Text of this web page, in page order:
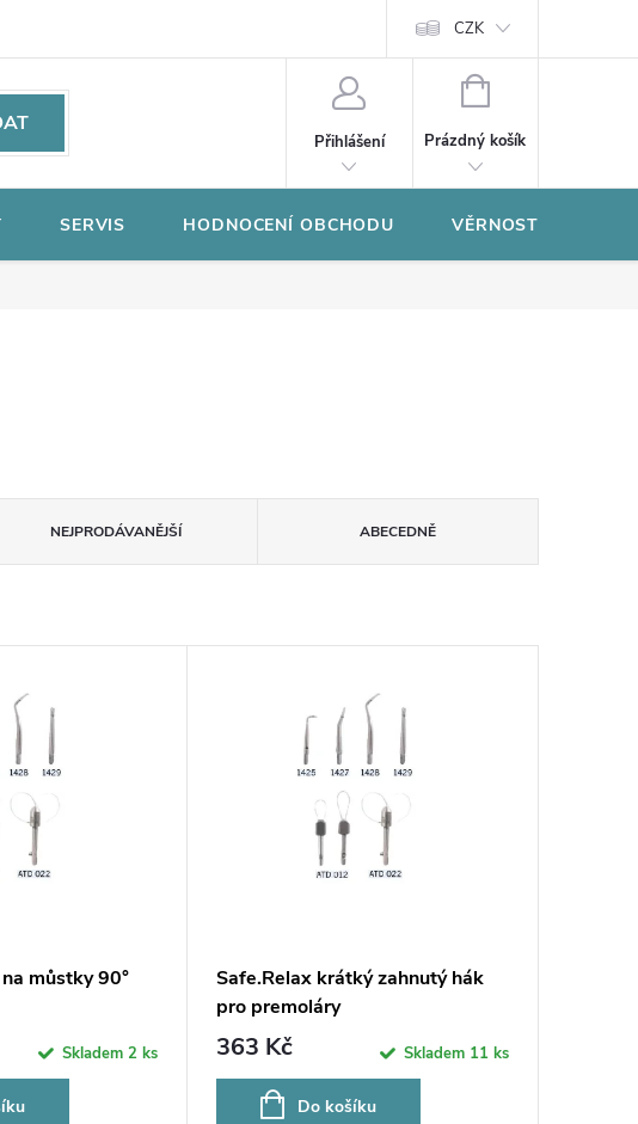
CZK
Přihlášení
NÁKUPNÍ
Prázdný košík
SERVIS HODNOCENÍ OBCHODU VĚRNOSTNÍ
NEJPRODÁVANĚJŠÍ ABECEDNĚ
můstky 90°
Skladem 2 ks
Safe.Relax krátký zahnutý hák
pro premoláry
363 Kč Skladem 11 ks
Do košíku